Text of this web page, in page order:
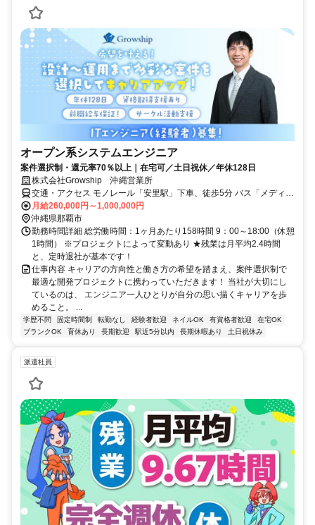
オープン系システムエンジニア
案件選択制・還元率70％以上｜在宅可／土日祝休／年休128日
株式会社Growship 沖縄営業所
交通・アクセス モノレール「安里駅」下車、徒歩5分 バス「メディカ
ルプラザ大道中央」下車、徒歩30秒
月給260,000円～1,000,000円
沖縄県那覇市
勤務時間詳細 総労働時間：1ヶ月あたり158時間 9：00～18:00（休憩
1時間） ※プロジェクトによって変動あり ★残業は月平均2.4時間
と、定時退社が基本です！
仕事内容 キャリアの方向性と働き方の希望を踏まえ、案件選択制で
最適な開発プロジェクトに携わっていただきます！ 当社が大切にし
ているのは、 エンジニア一人ひとりが自分の思い描くキャリアを歩
めること。 ...
学歴不問 固定時間制 転勤なし 経験者歓迎 ネイルOK 有資格者歓迎
在宅OK
ブランクOK
育休あり 長期歓迎 駅近5分以内 長期休暇あり 土日祝休み
派遣社員